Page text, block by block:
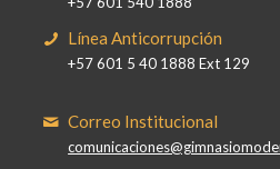
Línea Anticorrupción
+57 601 5 40 1888 Ext 129
Correo Institucional